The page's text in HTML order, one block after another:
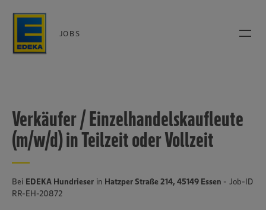
JOBS
Verkäufer / Einzelhandelskaufleute
(m/w/d) in Teilzeit oder Vollzeit
Bei EDEKA Hundrieser in Hatzper Straße 214, 45149 Essen - Job-ID
RR-EH-20872